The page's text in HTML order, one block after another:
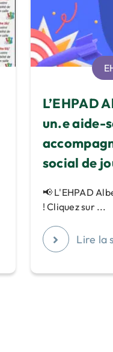
L’EHPAD
un.e aide-
social de
📢 L'EHPAD
! Cliquez sur ...
Lire la